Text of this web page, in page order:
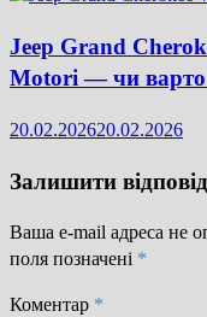
Jeep Grand
Motori — чи варто
20.02.202620.02.2026
Залишити
Ваша e-mail адреса не
поля позначені *
Коментар *